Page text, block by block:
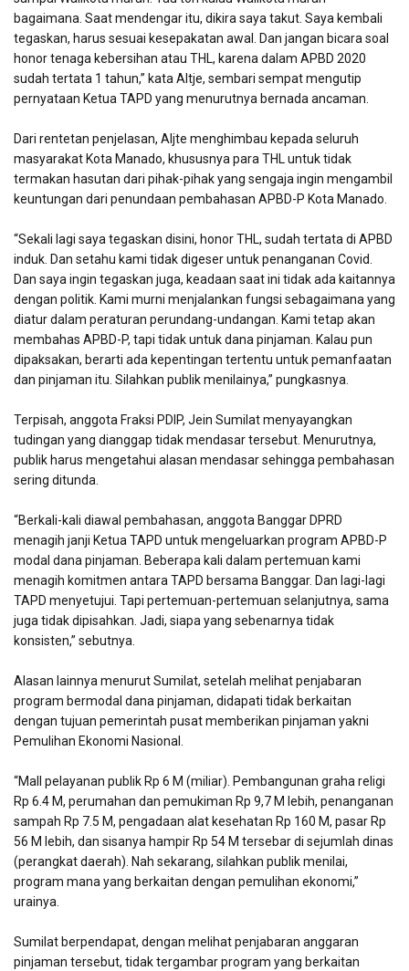
bagaimana. Saat mendengar itu, dikira saya takut. Saya kembali
tegaskan, harus sesuai kesepakatan awal. Dan jangan bicara soal
honor tenaga kebersihan atau THL, karena dalam APBD 2020
sudah tertata 1 tahun,” kata Altje, sembari sempat mengutip
pernyataan Ketua TAPD yang menurutnya bernada ancaman.
Dari rentetan penjelasan, Aljte menghimbau kepada seluruh
masyarakat Kota Manado, khususnya para THL untuk tidak
termakan hasutan dari pihak-pihak yang sengaja ingin mengambil
keuntungan dari penundaan pembahasan APBD-P Kota Manado.
“Sekali lagi saya tegaskan disini, honor THL, sudah tertata di APBD
induk. Dan setahu kami tidak digeser untuk penanganan Covid.
Dan saya ingin tegaskan juga, keadaan saat ini tidak ada kaitannya
dengan politik. Kami murni menjalankan fungsi sebagaimana yang
diatur dalam peraturan perundang-undangan. Kami tetap akan
membahas APBD-P, tapi tidak untuk dana pinjaman. Kalau pun
dipaksakan, berarti ada kepentingan tertentu untuk pemanfaatan
dan pinjaman itu. Silahkan publik menilainya,” pungkasnya.
Terpisah, anggota Fraksi PDIP, Jein Sumilat menyayangkan
tudingan yang dianggap tidak mendasar tersebut. Menurutnya,
publik harus mengetahui alasan mendasar sehingga pembahasan
sering ditunda.
“Berkali-kali diawal pembahasan, anggota Banggar DPRD
menagih janji Ketua TAPD untuk mengeluarkan program APBD-P
modal dana pinjaman. Beberapa kali dalam pertemuan kami
menagih komitmen antara TAPD bersama Banggar. Dan lagi-lagi
TAPD menyetujui. Tapi pertemuan-pertemuan selanjutnya, sama
juga tidak dipisahkan. Jadi, siapa yang sebenarnya tidak
konsisten,” sebutnya.
Alasan lainnya menurut Sumilat, setelah melihat penjabaran
program bermodal dana pinjaman, didapati tidak berkaitan
dengan tujuan pemerintah pusat memberikan pinjaman yakni
Pemulihan Ekonomi Nasional.
“Mall pelayanan publik Rp 6 M (miliar). Pembangunan graha religi
Rp 6.4 M, perumahan dan pemukiman Rp 9,7 M lebih, penanganan
sampah Rp 7.5 M, pengadaan alat kesehatan Rp 160 M, pasar Rp
56 M lebih, dan sisanya hampir Rp 54 M tersebar di sejumlah dinas
(perangkat daerah). Nah sekarang, silahkan publik menilai,
program mana yang berkaitan dengan pemulihan ekonomi,”
urainya.
Sumilat berpendapat, dengan melihat penjabaran anggaran
pinjaman tersebut, tidak tergambar program yang berkaitan